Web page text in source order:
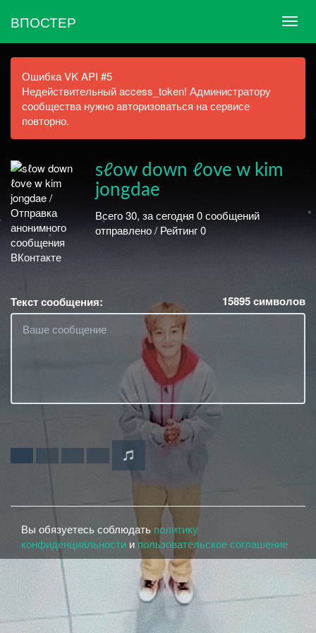
ВПОСТЕР
Ошибка VK API #5
Недействительный access_token! Администратору
сообщества нужно авторизоваться на сервисе
повторно.
sℓow down ℓove w kim
jongdae
Всего 30, за сегодня 0 сообщений
отправлено / Рейтинг 0
Текст сообщения: 15895символов
Вы обязуетесь соблюдать политику
конфиденциальности и пользовательское соглашение